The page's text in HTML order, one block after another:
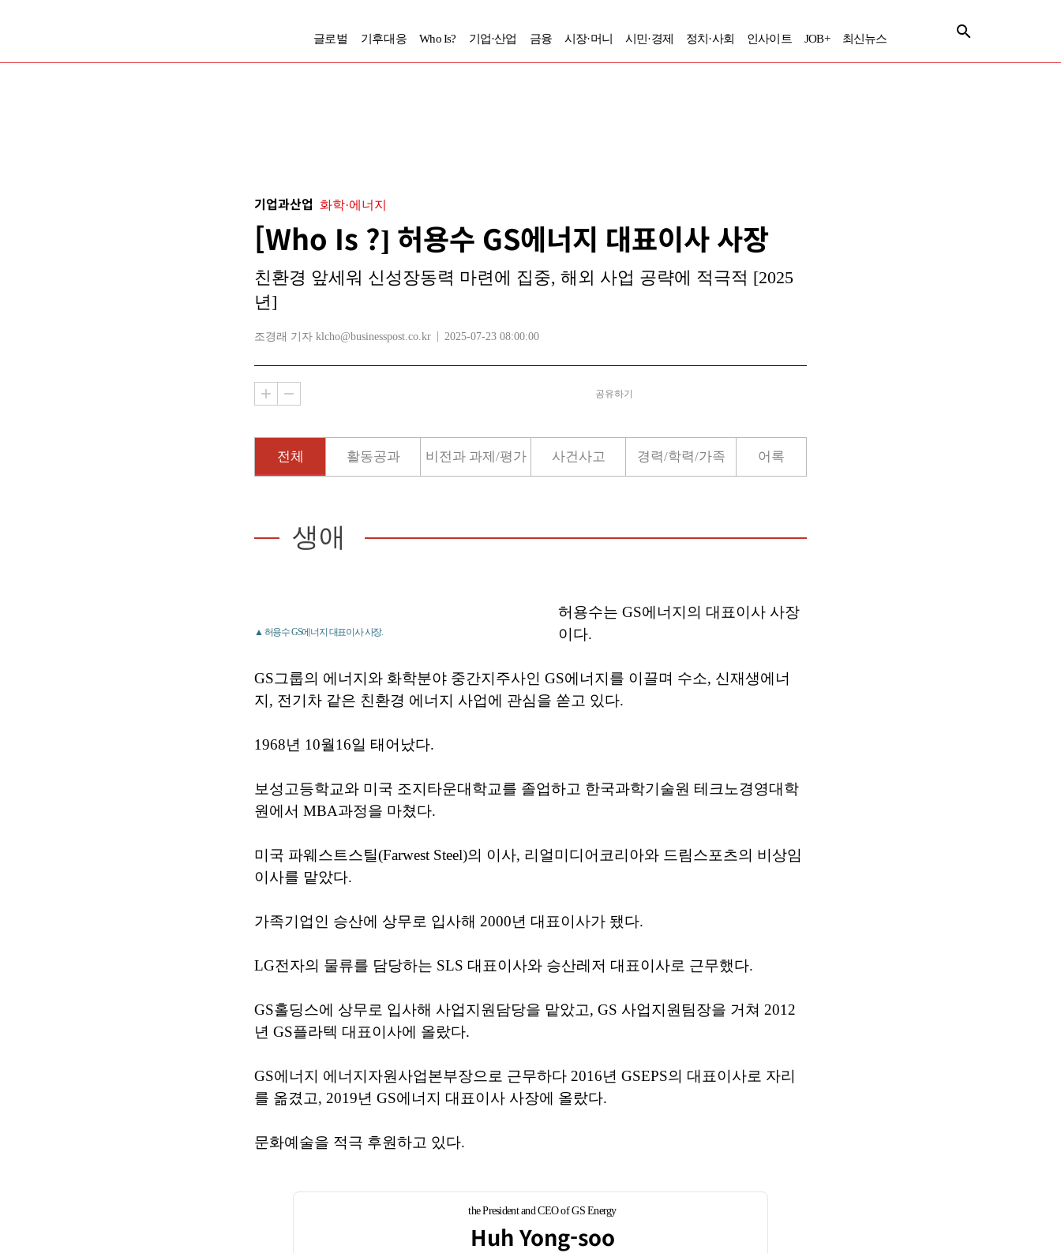
글로벌 기후대응 Who Is? 기업·산업 금융 시장·머니 시민·경제 정치·사회 인사이트 JOB+ 최신뉴스
기업과산업 화학·에너지
[Who Is ?] 허용수 GS에너지 대표이사 사장
친환경 앞세워 신성장동력 마련에 집중, 해외 사업 공략에 적극적 [2025
년]
조경래 기자 klcho@businesspost.co.kr 2025-07-23 08:00:00
공유하기
전체 활동공과 비전과 과제/평가 사건사고 경력/학력/가족 어록
생애
▲ 허용수 GS에너지 대표이사 사장.
허용수는 GS에너지의 대표이사 사장
이다.
GS그룹의 에너지와 화학분야 중간지주사인 GS에너지를 이끌며 수소, 신재생에너
지, 전기차 같은 친환경 에너지 사업에 관심을 쏟고 있다.
1968년 10월16일 태어났다.
보성고등학교와 미국 조지타운대학교를 졸업하고 한국과학기술원 테크노경영대학
원에서 MBA과정을 마쳤다.
미국 파웨스트스틸(Farwest Steel)의 이사, 리얼미디어코리아와 드림스포츠의 비상임
이사를 맡았다.
가족기업인 승산에 상무로 입사해 2000년 대표이사가 됐다.
LG전자의 물류를 담당하는 SLS 대표이사와 승산레저 대표이사로 근무했다.
GS홀딩스에 상무로 입사해 사업지원담당을 맡았고, GS 사업지원팀장을 거쳐 2012
년 GS플라텍 대표이사에 올랐다.
GS에너지 에너지자원사업본부장으로 근무하다 2016년 GSEPS의 대표이사로 자리
를 옮겼고, 2019년 GS에너지 대표이사 사장에 올랐다.
문화예술을 적극 후원하고 있다.
the President and CEO of GS Energy
Huh Yong-soo